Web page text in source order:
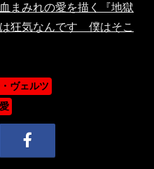
まみれの愛を描く『地獄
狂気なんです 僕はそこ
ヴェルツ